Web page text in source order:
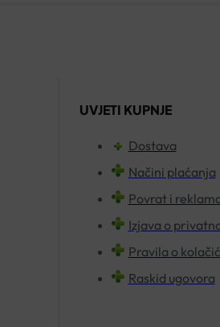
UVJETI KUPNJE
Dostava
Načini plaćanja
Povrat i
Izjava o
Pravila o
Raskid ugovora